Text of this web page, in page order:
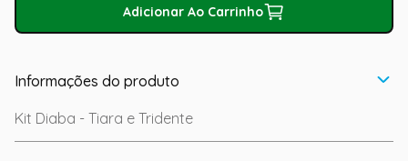
Adicionar Ao Carrinho
Informações do produto
Kit Diaba - Tiara e Tridente